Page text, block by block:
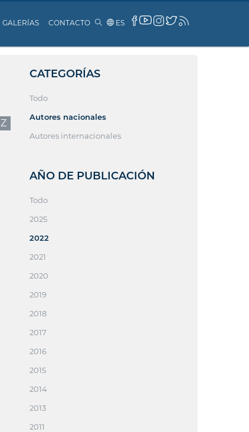
GALERÍAS CONTACTO ES
Z
CATEGORÍAS
Todo
Autores nacionales
Autores internacionales
AÑO DE PUBLICACIÓN
Todo
2025
2022
2021
2020
2019
2018
2017
2016
2015
2014
2013
2011